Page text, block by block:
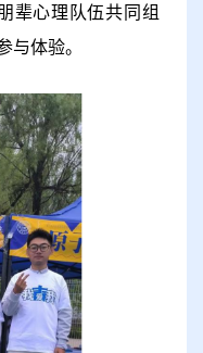
辈心理队伍共同组
与体验。